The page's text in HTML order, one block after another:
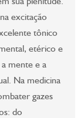
excitação
tônico
etérico e
mente e a
Na medicina
gazes
do